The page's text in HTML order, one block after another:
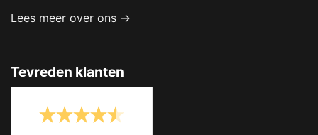
Lees meer over ons →
Tevreden klanten